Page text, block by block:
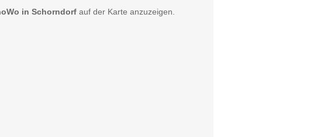
in Schorndorfauf der Karte anzuzeigen.